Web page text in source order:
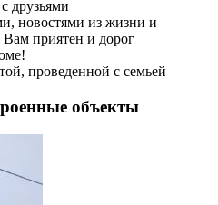
друзьями
новостями из жизни и
Вам приятен и дорог
проведенной с семьей
объекты